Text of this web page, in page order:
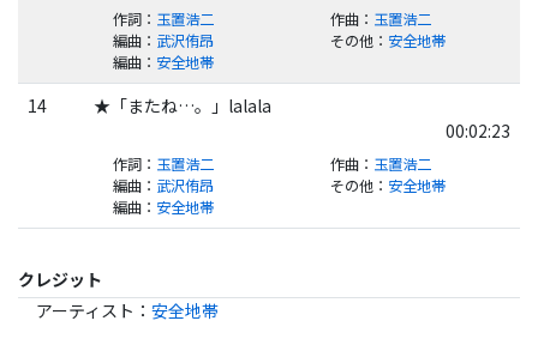
作詞： 玉置浩二 作曲： 玉置浩二
編曲： 武沢侑昂 その他： 安全地帯
編曲： 安全地帯
14
★「またね…。」lalala
00:02:23
作詞： 玉置浩二 作曲： 玉置浩二
編曲： 武沢侑昂 その他： 安全地帯
編曲： 安全地帯
クレジット
アーティスト ： 安全地帯